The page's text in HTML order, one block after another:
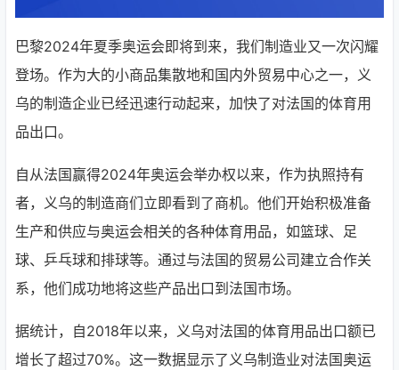
巴黎2024年夏季奥运会即将到来，我们制造业又一次闪耀
登场。作为大的小商品集散地和国内外贸易中心之一，义
乌的制造企业已经迅速行动起来，加快了对法国的体育用
品出口。
自从法国赢得2024年奥运会举办权以来，作为执照持有
者，义乌的制造商们立即看到了商机。他们开始积极准备
生产和供应与奥运会相关的各种体育用品，如篮球、足
球、乒乓球和排球等。通过与法国的贸易公司建立合作关
系，他们成功地将这些产品出口到法国市场。
据统计，自2018年以来，义乌对法国的体育用品出口额已
增长了超过70%。这一数据显示了义乌制造业对法国奥运